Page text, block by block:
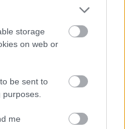
storage
on web or
be sent to
me
(fotó: Puska Judit)
- Interjú Ascher